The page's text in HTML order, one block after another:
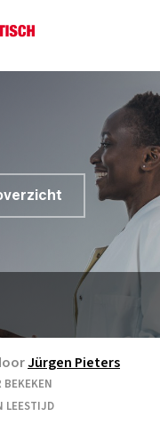
Jürgen Pieters
BEKEKEN
LEESTIJD